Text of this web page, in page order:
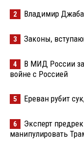
2 Владимир
3 Законы,
4
В МИД России
войне с Россией
5 Ереван рубит
6
Эксперт
манипулировать